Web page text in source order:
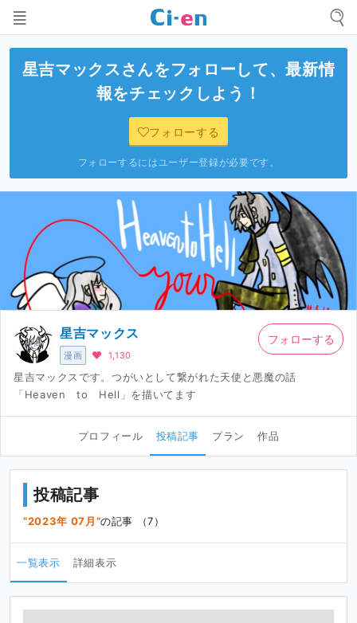
星吉マックスさんをフォローして、最新情
報をチェックしよう！
フォローする
フォローするにはユーザー登録が必要です。
漫画
星吉マックス
1,130
星吉マックスです。つがいとして繋がれた天使と悪魔の話
「Heaven to Hell」を描いてます
フォローする
プロフィール 投稿記事 プラン 作品
投稿記事
2023年 07月 の記事 （7）
一覧表示 詳細表示